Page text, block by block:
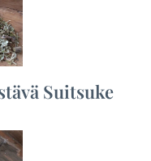
Suitsuke